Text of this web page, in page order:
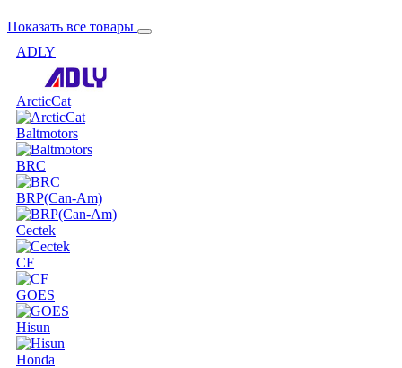
Показать все товары
ADLY
ArcticCat
Baltmotors
BRC
BRP(Can-Am)
Cectek
CF
GOES
Hisun
Honda